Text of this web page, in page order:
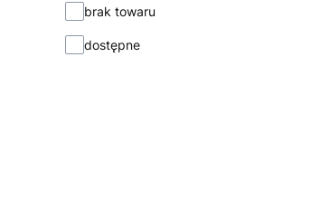
Dostępność
brak towaru
dostępne